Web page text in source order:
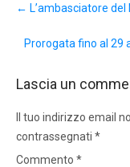
navigation
← L’ambasciatore
Prorogata fino al 29
Lascia un
Il tuo indirizzo email
contrassegnati *
Commento *